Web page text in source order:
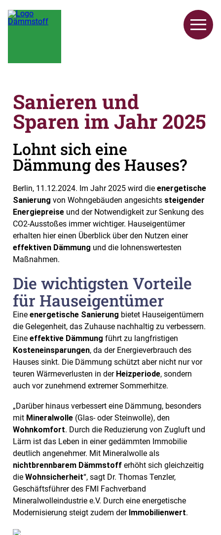
Sanieren und
Sparen im Jahr 2025
Lohnt sich eine
Dämmung des Hauses?
Berlin, 11.12.2024. Im Jahr 2025 wird die energetische
Sanierung von Wohngebäuden angesichts steigender
Energiepreise und der Notwendigkeit zur Senkung des
CO2-Ausstoßes immer wichtiger. Hauseigentümer
erhalten hier einen Überblick über den Nutzen einer
effektiven Dämmung und die lohnenswertesten
Maßnahmen.
Die wichtigsten Vorteile
für Hauseigentümer
Eine energetische Sanierung bietet Hauseigentümern
die Gelegenheit, das Zuhause nachhaltig zu verbessern.
Eine effektive Dämmung führt zu langfristigen
Kosteneinsparungen, da der Energieverbrauch des
Hauses sinkt. Die Dämmung schützt aber nicht nur vor
teuren Wärmeverlusten in der Heizperiode, sondern
auch vor zunehmend extremer Sommerhitze.
„Darüber hinaus verbessert eine Dämmung, besonders
mit Mineralwolle (Glas- oder Steinwolle), den
Wohnkomfort. Durch die Reduzierung von Zugluft und
Lärm ist das Leben in einer gedämmten Immobilie
deutlich angenehmer. Mit Mineralwolle als
nichtbrennbarem Dämmstoff erhöht sich gleichzeitig
die Wohnsicherheit“, sagt Dr. Thomas Tenzler,
Geschäftsführer des FMI Fachverband
Mineralwolleindustrie e.V. Durch eine energetische
Modernisierung steigt zudem der Immobilienwert.